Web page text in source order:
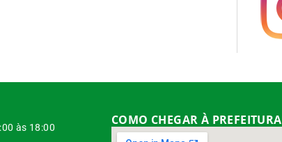
às 18:00 COMO CHEGAR À PREFEITURA